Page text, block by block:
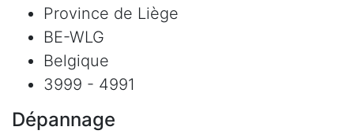
Province de Liège
BE-WLG
Belgique
3999 - 4991
Dépannage